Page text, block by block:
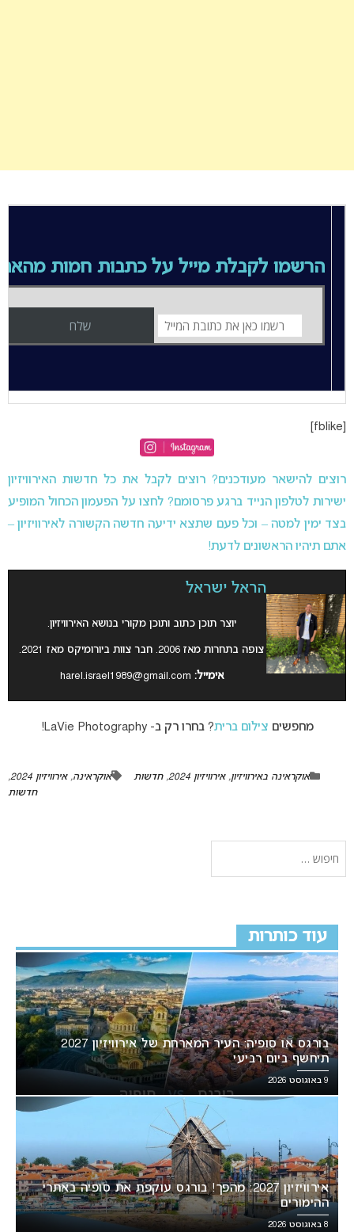
הרשמו לקבלת מייל על כתבות חמות
רוצים להישאר מעודכנים? רוצים לקבל את כל חדשות האירוויזיון
ישירות לטלפון הנייד ברגע פרסומם? לחצו על הפעמון הכחול המופיע
בצד ימין למטה – וכל פעם שתצא ידיעה חדשה הקשורה לאירוויזיון –
אתם תיהיו הראשונים לדעת!
הראל ישראל
יוצר תוכן כתוב ותוכן מקורי בנושא האירוויזיון.
צופה בתחרות מאז 2006. חבר צוות ביורומיקס מאז 2021.
אימייל: harel.israel1989@gmail.com
מחפשים צילום ברית? בחרו רק ב- LaVie Photography!
אוקראינה באירוויזיון,אירוויזיון 2024 ,חדשות אוקראינה,אירוויזיון 2024
,
חדשות
עוד כותרות
בורגס או סופיה: העיר המארחת של אירוויזיון 2027
תיחשף ביום רביעי
9 באוגוסט 2026
אירוויזיון 2027: מהפך! בורגס עוקפת את סופיה באתרי
ההימורים
8 באוגוסט 2026